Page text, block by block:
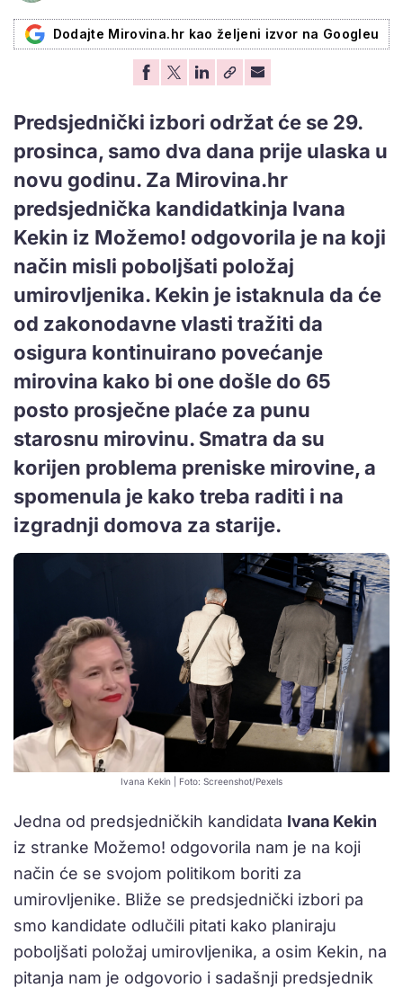
Dodajte Mirovina.hr kao željeni izvor na Googleu
Predsjednički izbori održat će se 29.
prosinca, samo dva dana prije ulaska u
novu godinu. Za Mirovina.hr
predsjednička kandidatkinja Ivana
Kekin iz Možemo! odgovorila je na koji
način misli poboljšati položaj
umirovljenika. Kekin je istaknula da će
od zakonodavne vlasti tražiti da
osigura kontinuirano povećanje
mirovina kako bi one došle do 65
posto prosječne plaće za punu
starosnu mirovinu. Smatra da su
korijen problema preniske mirovine, a
spomenula je kako treba raditi i na
izgradnji domova za starije.
Ivana Kekin | Foto: Screenshot/Pexels
Jedna od predsjedničkih kandidata Ivana Kekin
iz stranke Možemo! odgovorila nam je na koji
način će se svojom politikom boriti za
umirovljenike. Bliže se predsjednički izbori pa
smo kandidate odlučili pitati kako planiraju
poboljšati položaj umirovljenika, a osim Kekin, na
pitanja nam je odgovorio i sadašnji predsjednik